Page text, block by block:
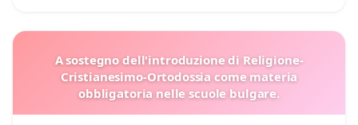
A sostegno dell'introduzione di Religione-
Cristianesimo-Ortodossia come materia
obbligatoria nelle scuole bulgare.